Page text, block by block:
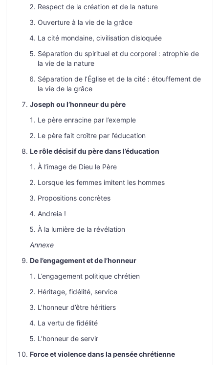
Respect de la création et de la nature
Ouverture à la vie de la grâce
La cité mondaine, civilisation disloquée
Séparation du spirituel et du corporel : atrophie de
la vie de la nature
Séparation de l’Église et de la cité : étouffement de
la vie de la grâce
Joseph ou l’honneur du père
Le père enracine par l’exemple
Le père fait croître par l’éducation
Le rôle décisif du père dans l’éducation
À l’image de Dieu le Père
Lorsque les femmes imitent les hommes
Propositions concrètes
Andreia !
À la lumière de la révélation
Annexe
De l’engagement et de l’honneur
L’engagement politique chrétien
Héritage, fidélité, service
L’honneur d’être héritiers
La vertu de fidélité
L’honneur de servir
Force et violence dans la pensée chrétienne